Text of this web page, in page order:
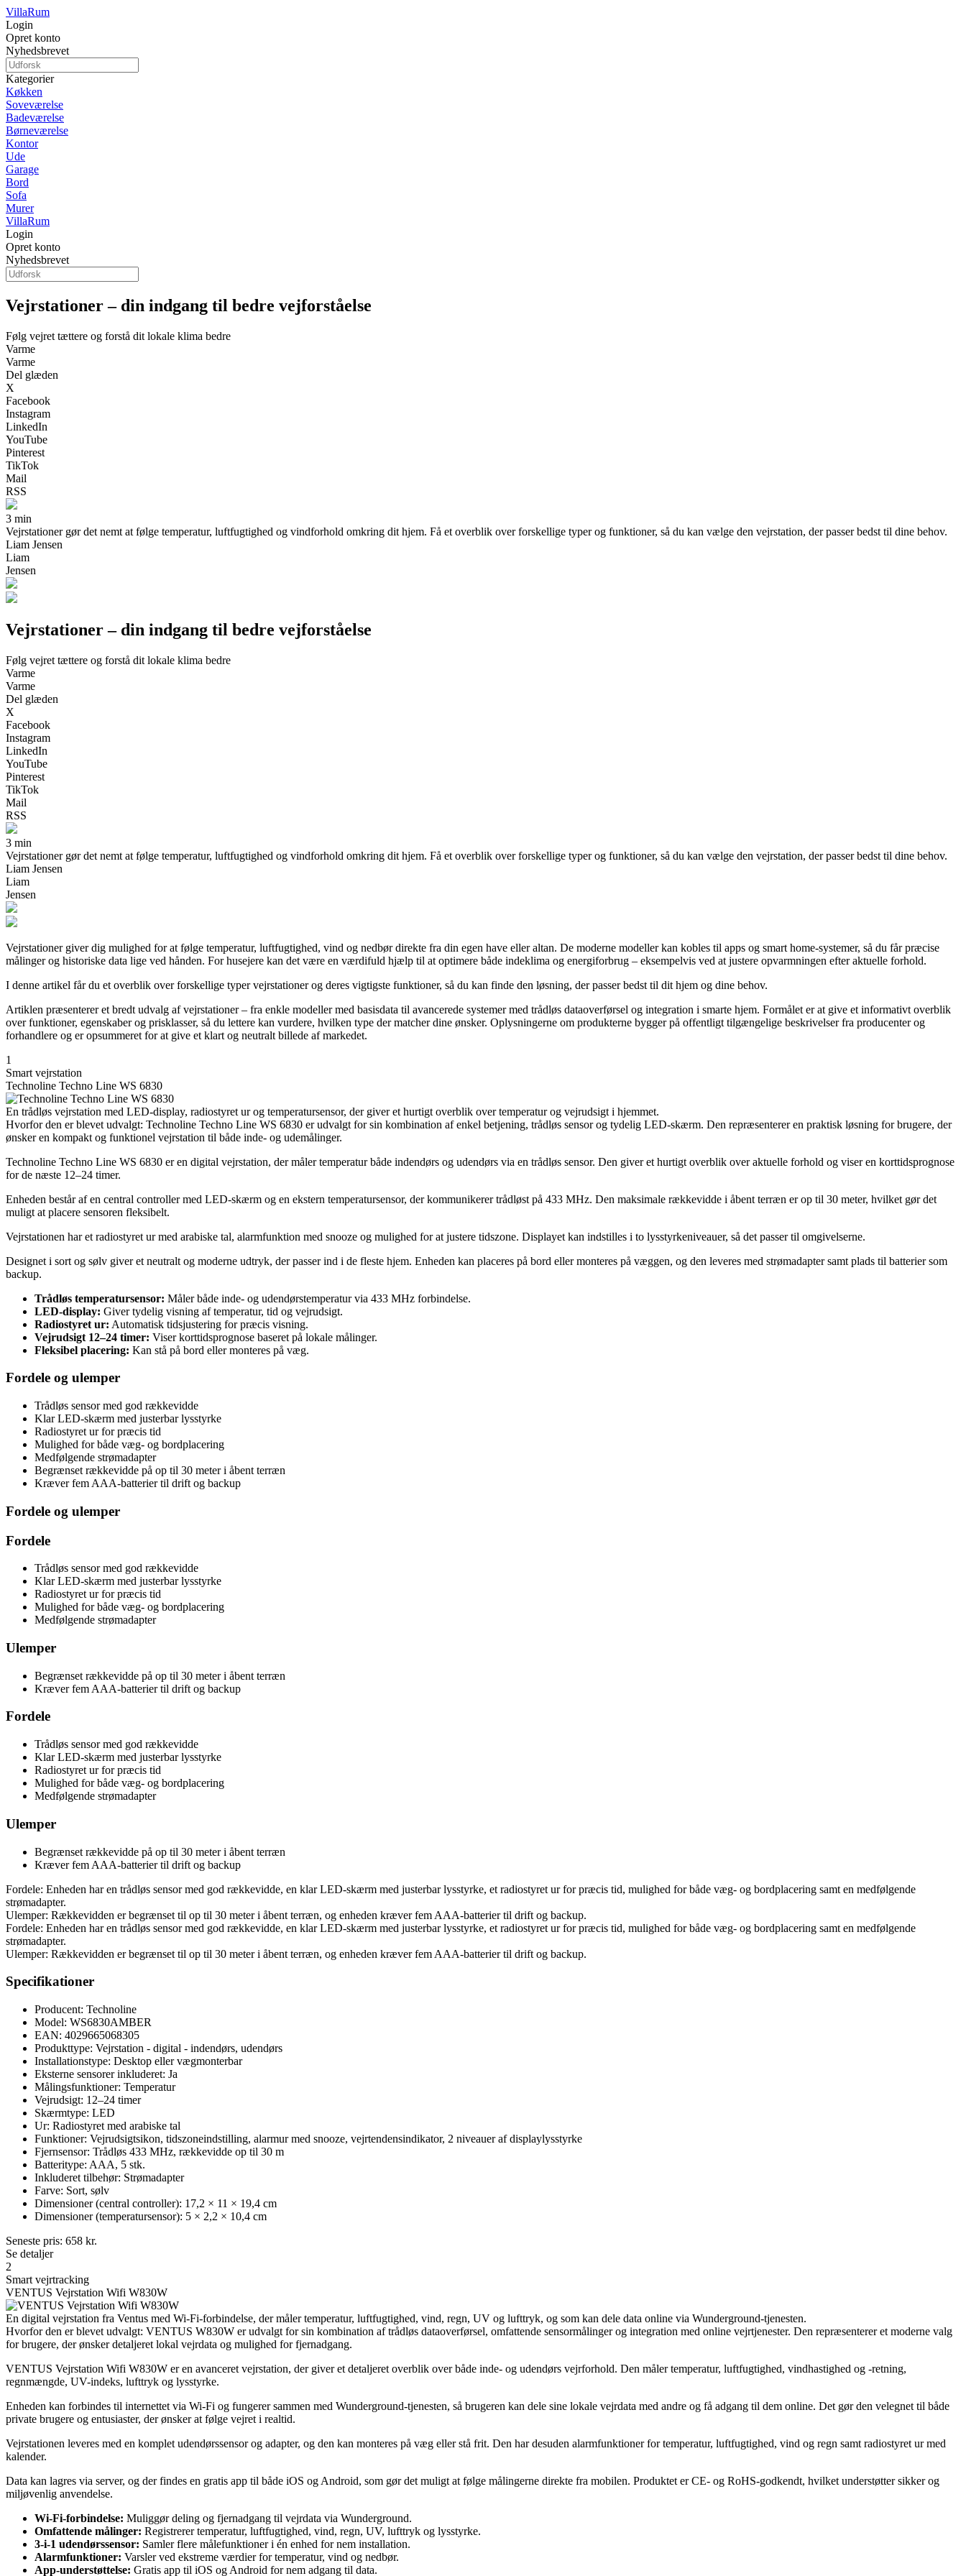
VillaRum
Login
Opret konto
Nyhedsbrevet
Kategorier
Køkken
Soveværelse
Badeværelse
Børneværelse
Kontor
Ude
Garage
Bord
Sofa
Murer
VillaRum
Login
Opret konto
Nyhedsbrevet
Vejrstationer – din indgang til bedre vejforståelse
Følg vejret tættere og forstå dit lokale klima bedre
Varme
Varme
Del glæden
X
Facebook
Instagram
LinkedIn
YouTube
Pinterest
TikTok
Mail
RSS
3 min
Vejrstationer gør det nemt at følge temperatur, luftfugtighed og vindforhold omkring dit hjem. Få et overblik over forskellige typer og funktioner, så du kan vælge den vejrstation, der passer bedst til dine behov.
Liam Jensen
Liam
Jensen
Vejrstationer – din indgang til bedre vejforståelse
Følg vejret tættere og forstå dit lokale klima bedre
Varme
Varme
Del glæden
X
Facebook
Instagram
LinkedIn
YouTube
Pinterest
TikTok
Mail
RSS
3 min
Vejrstationer gør det nemt at følge temperatur, luftfugtighed og vindforhold omkring dit hjem. Få et overblik over forskellige typer og funktioner, så du kan vælge den vejrstation, der passer bedst til dine behov.
Liam Jensen
Liam
Jensen
Vejrstationer giver dig mulighed for at følge temperatur, luftfugtighed, vind og nedbør direkte fra din egen have eller altan. De moderne modeller kan kobles til apps og smart home-systemer, så du får præcise
målinger og historiske data lige ved hånden. For husejere kan det være en værdifuld hjælp til at optimere både indeklima og energiforbrug – eksempelvis ved at justere opvarmningen efter aktuelle forhold.
I denne artikel får du et overblik over forskellige typer vejrstationer og deres vigtigste funktioner, så du kan finde den løsning, der passer bedst til dit hjem og dine behov.
Artiklen præsenterer et bredt udvalg af vejrstationer – fra enkle modeller med basisdata til avancerede systemer med trådløs dataoverførsel og integration i smarte hjem. Formålet er at give et informativt overblik
over funktioner, egenskaber og prisklasser, så du lettere kan vurdere, hvilken type der matcher dine ønsker. Oplysningerne om produkterne bygger på offentligt tilgængelige beskrivelser fra producenter og
forhandlere og er opsummeret for at give et klart og neutralt billede af markedet.
1
Smart vejrstation
Technoline Techno Line WS 6830
En trådløs vejrstation med LED-display, radiostyret ur og temperatursensor, der giver et hurtigt overblik over temperatur og vejrudsigt i hjemmet.
Hvorfor den er blevet udvalgt: Technoline Techno Line WS 6830 er udvalgt for sin kombination af enkel betjening, trådløs sensor og tydelig LED-skærm. Den repræsenterer en praktisk løsning for brugere, der
ønsker en kompakt og funktionel vejrstation til både inde- og udemålinger.
Technoline Techno Line WS 6830 er en digital vejrstation, der måler temperatur både indendørs og udendørs via en trådløs sensor. Den giver et hurtigt overblik over aktuelle forhold og viser en korttidsprognose
for de næste 12–24 timer.
Enheden består af en central controller med LED-skærm og en ekstern temperatursensor, der kommunikerer trådløst på 433 MHz. Den maksimale rækkevidde i åbent terræn er op til 30 meter, hvilket gør det
muligt at placere sensoren fleksibelt.
Vejrstationen har et radiostyret ur med arabiske tal, alarmfunktion med snooze og mulighed for at justere tidszone. Displayet kan indstilles i to lysstyrkeniveauer, så det passer til omgivelserne.
Designet i sort og sølv giver et neutralt og moderne udtryk, der passer ind i de fleste hjem. Enheden kan placeres på bord eller monteres på væggen, og den leveres med strømadapter samt plads til batterier som
backup.
Trådløs temperatursensor: Måler både inde- og udendørstemperatur via 433 MHz forbindelse.
LED-display: Giver tydelig visning af temperatur, tid og vejrudsigt.
Radiostyret ur: Automatisk tidsjustering for præcis visning.
Vejrudsigt 12–24 timer: Viser korttidsprognose baseret på lokale målinger.
Fleksibel placering: Kan stå på bord eller monteres på væg.
Fordele og ulemper
Trådløs sensor med god rækkevidde
Klar LED-skærm med justerbar lysstyrke
Radiostyret ur for præcis tid
Mulighed for både væg- og bordplacering
Medfølgende strømadapter
Begrænset rækkevidde på op til 30 meter i åbent terræn
Kræver fem AAA-batterier til drift og backup
Fordele og ulemper
Fordele
Trådløs sensor med god rækkevidde
Klar LED-skærm med justerbar lysstyrke
Radiostyret ur for præcis tid
Mulighed for både væg- og bordplacering
Medfølgende strømadapter
Ulemper
Begrænset rækkevidde på op til 30 meter i åbent terræn
Kræver fem AAA-batterier til drift og backup
Fordele
Trådløs sensor med god rækkevidde
Klar LED-skærm med justerbar lysstyrke
Radiostyret ur for præcis tid
Mulighed for både væg- og bordplacering
Medfølgende strømadapter
Ulemper
Begrænset rækkevidde på op til 30 meter i åbent terræn
Kræver fem AAA-batterier til drift og backup
Fordele: Enheden har en trådløs sensor med god rækkevidde, en klar LED-skærm med justerbar lysstyrke, et radiostyret ur for præcis tid, mulighed for både væg- og bordplacering samt en medfølgende
strømadapter.
Ulemper: Rækkevidden er begrænset til op til 30 meter i åbent terræn, og enheden kræver fem AAA-batterier til drift og backup.
Fordele: Enheden har en trådløs sensor med god rækkevidde, en klar LED-skærm med justerbar lysstyrke, et radiostyret ur for præcis tid, mulighed for både væg- og bordplacering samt en medfølgende
strømadapter.
Ulemper: Rækkevidden er begrænset til op til 30 meter i åbent terræn, og enheden kræver fem AAA-batterier til drift og backup.
Specifikationer
Producent: Technoline
Model: WS6830AMBER
EAN: 4029665068305
Produkttype: Vejrstation - digital - indendørs, udendørs
Installationstype: Desktop eller vægmonterbar
Eksterne sensorer inkluderet: Ja
Målingsfunktioner: Temperatur
Vejrudsigt: 12–24 timer
Skærmtype: LED
Ur: Radiostyret med arabiske tal
Funktioner: Vejrudsigtsikon, tidszoneindstilling, alarmur med snooze, vejrtendensindikator, 2 niveauer af displaylysstyrke
Fjernsensor: Trådløs 433 MHz, rækkevidde op til 30 m
Batteritype: AAA, 5 stk.
Inkluderet tilbehør: Strømadapter
Farve: Sort, sølv
Dimensioner (central controller): 17,2 × 11 × 19,4 cm
Dimensioner (temperatursensor): 5 × 2,2 × 10,4 cm
Seneste pris: 658 kr.
Se detaljer
2
Smart vejrtracking
VENTUS Vejrstation Wifi W830W
En digital vejrstation fra Ventus med Wi-Fi-forbindelse, der måler temperatur, luftfugtighed, vind, regn, UV og lufttryk, og som kan dele data online via Wunderground-tjenesten.
Hvorfor den er blevet udvalgt: VENTUS W830W er udvalgt for sin kombination af trådløs dataoverførsel, omfattende sensormålinger og integration med online vejrtjenester. Den repræsenterer et moderne valg
for brugere, der ønsker detaljeret lokal vejrdata og mulighed for fjernadgang.
VENTUS Vejrstation Wifi W830W er en avanceret vejrstation, der giver et detaljeret overblik over både inde- og udendørs vejrforhold. Den måler temperatur, luftfugtighed, vindhastighed og -retning,
regnmængde, UV-indeks, lufttryk og lysstyrke.
Enheden kan forbindes til internettet via Wi-Fi og fungerer sammen med Wunderground-tjenesten, så brugeren kan dele sine lokale vejrdata med andre og få adgang til dem online. Det gør den velegnet til både
private brugere og entusiaster, der ønsker at følge vejret i realtid.
Vejrstationen leveres med en komplet udendørssensor og adapter, og den kan monteres på væg eller stå frit. Den har desuden alarmfunktioner for temperatur, luftfugtighed, vind og regn samt radiostyret ur med
kalender.
Data kan lagres via server, og der findes en gratis app til både iOS og Android, som gør det muligt at følge målingerne direkte fra mobilen. Produktet er CE- og RoHS-godkendt, hvilket understøtter sikker og
miljøvenlig anvendelse.
Wi-Fi-forbindelse: Muliggør deling og fjernadgang til vejrdata via Wunderground.
Omfattende målinger: Registrerer temperatur, luftfugtighed, vind, regn, UV, lufttryk og lysstyrke.
3-i-1 udendørssensor: Samler flere målefunktioner i én enhed for nem installation.
Alarmfunktioner: Varsler ved ekstreme værdier for temperatur, vind og nedbør.
App-understøttelse: Gratis app til iOS og Android for nem adgang til data.